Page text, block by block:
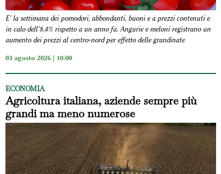
E' la settimana dei pomodori, abbondanti, buoni e a prezzi contenuti e
in calo dell’8,4% rispetto a un anno fa. Angurie e meloni registrano un
aumento dei prezzi al centro-nord per effetto delle grandinate
03 agosto 2026 | 10:00
ECONOMIA
Agricoltura italiana, aziende sempre più
grandi ma meno numerose